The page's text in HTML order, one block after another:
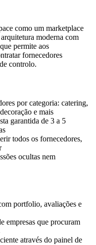
como um marketplace
moderna com
permite aos
fornecedores
controlo.
por categoria: catering,
e mais
garantida de 3 a 5
todos os fornecedores,
ocultas nem
portfolio, avaliações e
empresas que procuram
através do painel de